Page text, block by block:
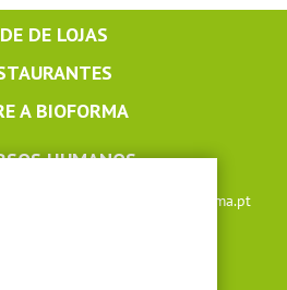
DE LOJAS
A BIOFORMA
HUMANOS
lojaonline@bioforma.pt
às 13h e das 14h às 17h30)